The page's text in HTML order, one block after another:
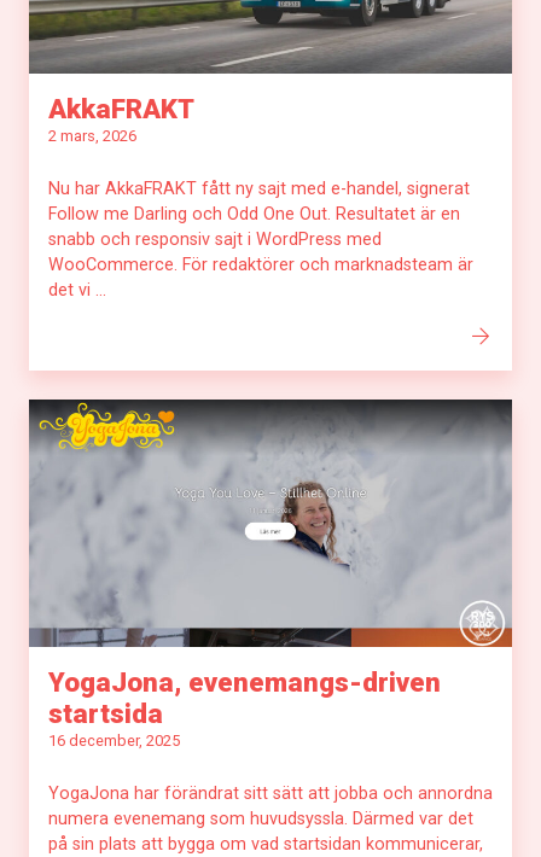
AkkaFRAKT
2 mars, 2026
Nu har AkkaFRAKT fått ny sajt med e-handel, signerat
Follow me Darling och Odd One Out. Resultatet är en
snabb och responsiv sajt i WordPress med
WooCommerce. För redaktörer och marknadsteam är
det vi ...
YogaJona, evenemangs-driven
startsida
16 december, 2025
YogaJona har förändrat sitt sätt att jobba och annordna
numera evenemang som huvudsyssla. Därmed var det
på sin plats att bygga om vad startsidan kommunicerar,